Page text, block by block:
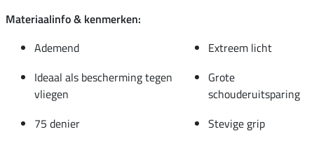
Materiaalinfo & kenmerken:
Ademend
Extreem licht
Ideaal als bescherming tegen
vliegen
Grote
schouderuitsparing
75 denier
Stevige grip